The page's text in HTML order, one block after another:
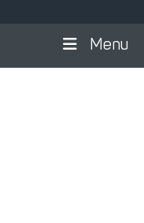
Menu